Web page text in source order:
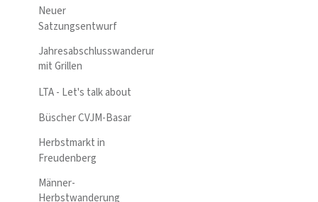
Neuer
Satzungsentwurf
Jahresabschlusswanderung
mit Grillen
LTA - Let's talk about
Büscher CVJM-Basar
Herbstmarkt in
Freudenberg
Männer-
Herbstwanderung